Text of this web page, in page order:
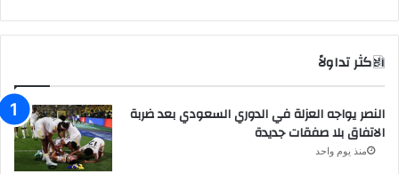
الاكثر تداولاً
النصر يواجه العزلة في الدوري السعودي بعد ضربة
الاتفاق بلا صفقات جديدة
منذ يوم واحد